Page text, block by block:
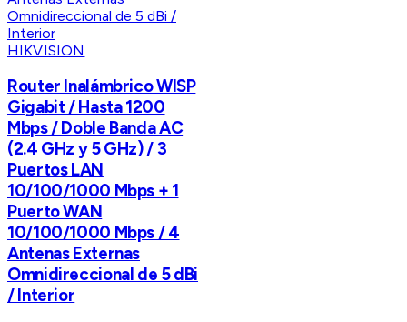
HIKVISION
Router Inalámbrico WISP
Gigabit / Hasta 1200
Mbps / Doble Banda AC
(2.4 GHz y 5 GHz) / 3
Puertos LAN
10/100/1000 Mbps + 1
Puerto WAN
10/100/1000 Mbps / 4
Antenas Externas
Omnidireccional de 5 dBi
/ Interior